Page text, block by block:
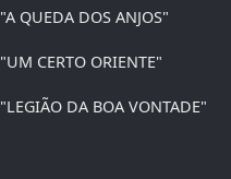
"A QUEDA DOS ANJOS"
"UM CERTO ORIENTE"
"LEGIÃO DA BOA VONTADE"